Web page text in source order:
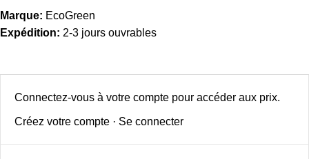
Marque: EcoGreen
Expédition: 2-3 jours ouvrables
Connectez-vous à votre compte pour accéder aux prix.
Créez votre compte · Se connecter